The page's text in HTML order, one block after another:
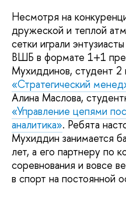
Несмотря на
дружеской и теплой
сетки играли
ВШБ в формате 1+1
Мухиддинов, студент 2
«Стратегический
Алина Маслова,
«Управление цепями
аналитика». Ребята
Мухиддин занимается
лет, а его партнеру по
соревнования и вовсе
в спорт на постоянной